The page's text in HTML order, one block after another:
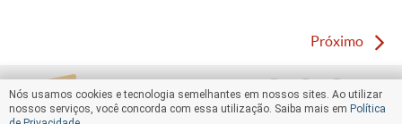
Próximo
Nós usamos cookies e tecnologia semelhantes em nossos sites. Ao utilizar
nossos serviços, você concorda com essa utilização. Saiba mais em Política